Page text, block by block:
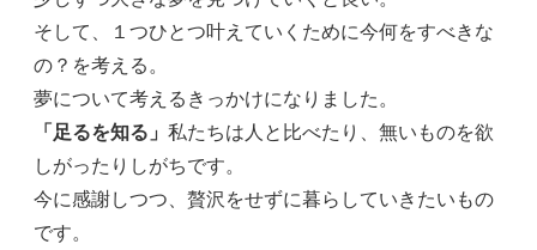
そして、１つひとつ叶えていくために今何をすべきな
の？を考える。
夢について考えるきっかけになりました。
「足るを知る」 私たちは人と比べたり、無いものを欲
しがったりしがちです。
今に感謝しつつ、贅沢をせずに暮らしていきたいもの
です。